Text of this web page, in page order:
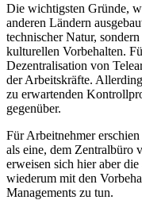
Die wichtigsten Gründe,
anderen Ländern
technischer Natur,
kulturellen Vorbehalten.
Dezentralisation von
der Arbeitskräfte.
zu erwartenden
gegenüber.
Für Arbeitnehmer
als eine, dem Zentralbüro
erweisen sich hier aber
wiederum mit den
Managements zu tun.